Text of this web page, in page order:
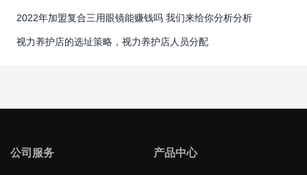
2022年加盟复合三用眼镜能赚钱吗 我们来给你分析分析
视力养护店的选址策略，视力养护店人员分配
公司服务 产品中心